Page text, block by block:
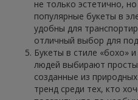
не только эстетично,
популярные букеты в
удобны для
отличный выбор для
Букеты в стиле «бохо»
людей выбирают
созданные из
тренд среди тех, кто